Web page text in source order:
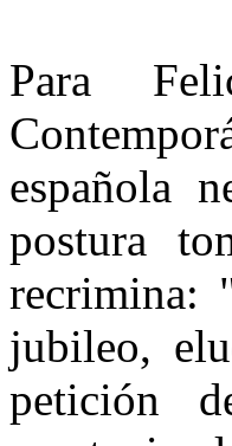
Para
española
postura
recrimina:
jubileo,
petición